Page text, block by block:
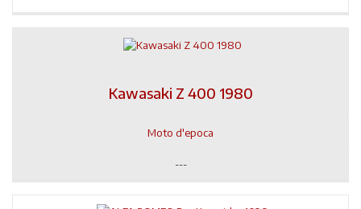
Kawasaki Z 400 1980
Moto d'epoca
---